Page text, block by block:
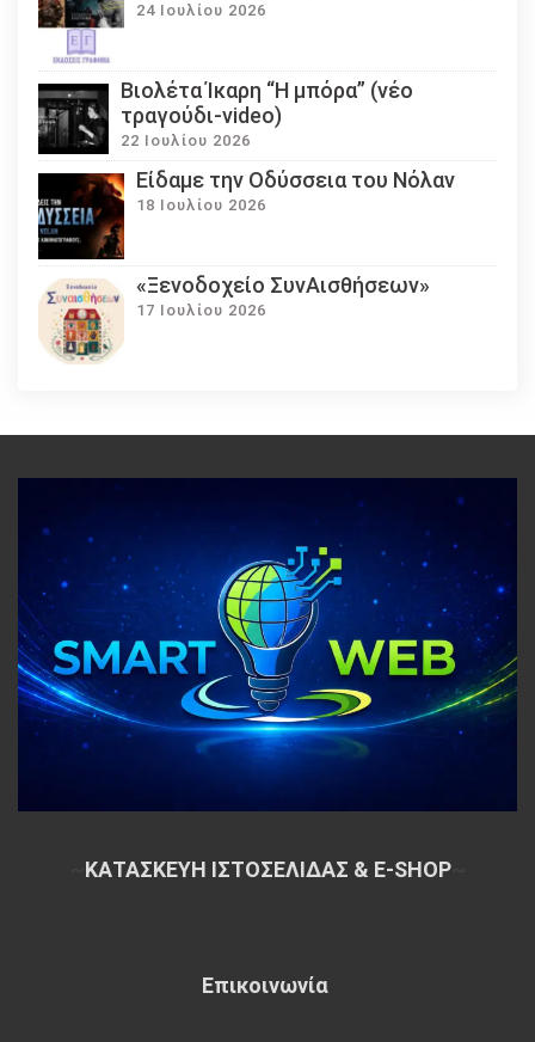
24 Ιουλίου 2026
Βιολέτα Ίκαρη “Η μπόρα” (νέο
τραγούδι-video)
22 Ιουλίου 2026
Eίδαμε την Οδύσσεια του Νόλαν
18 Ιουλίου 2026
«Ξενοδοχείο ΣυνΑισθήσεων»
17 Ιουλίου 2026
ΚΑΤΑΣΚΕΥΗ ΙΣΤΟΣΕΛΙΔΑΣ & E-SHOP~
Επικοινωνία